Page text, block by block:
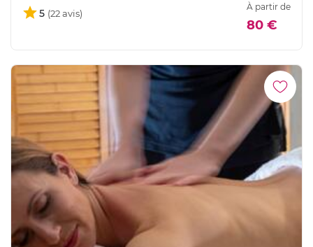
5
À partir de
80 €